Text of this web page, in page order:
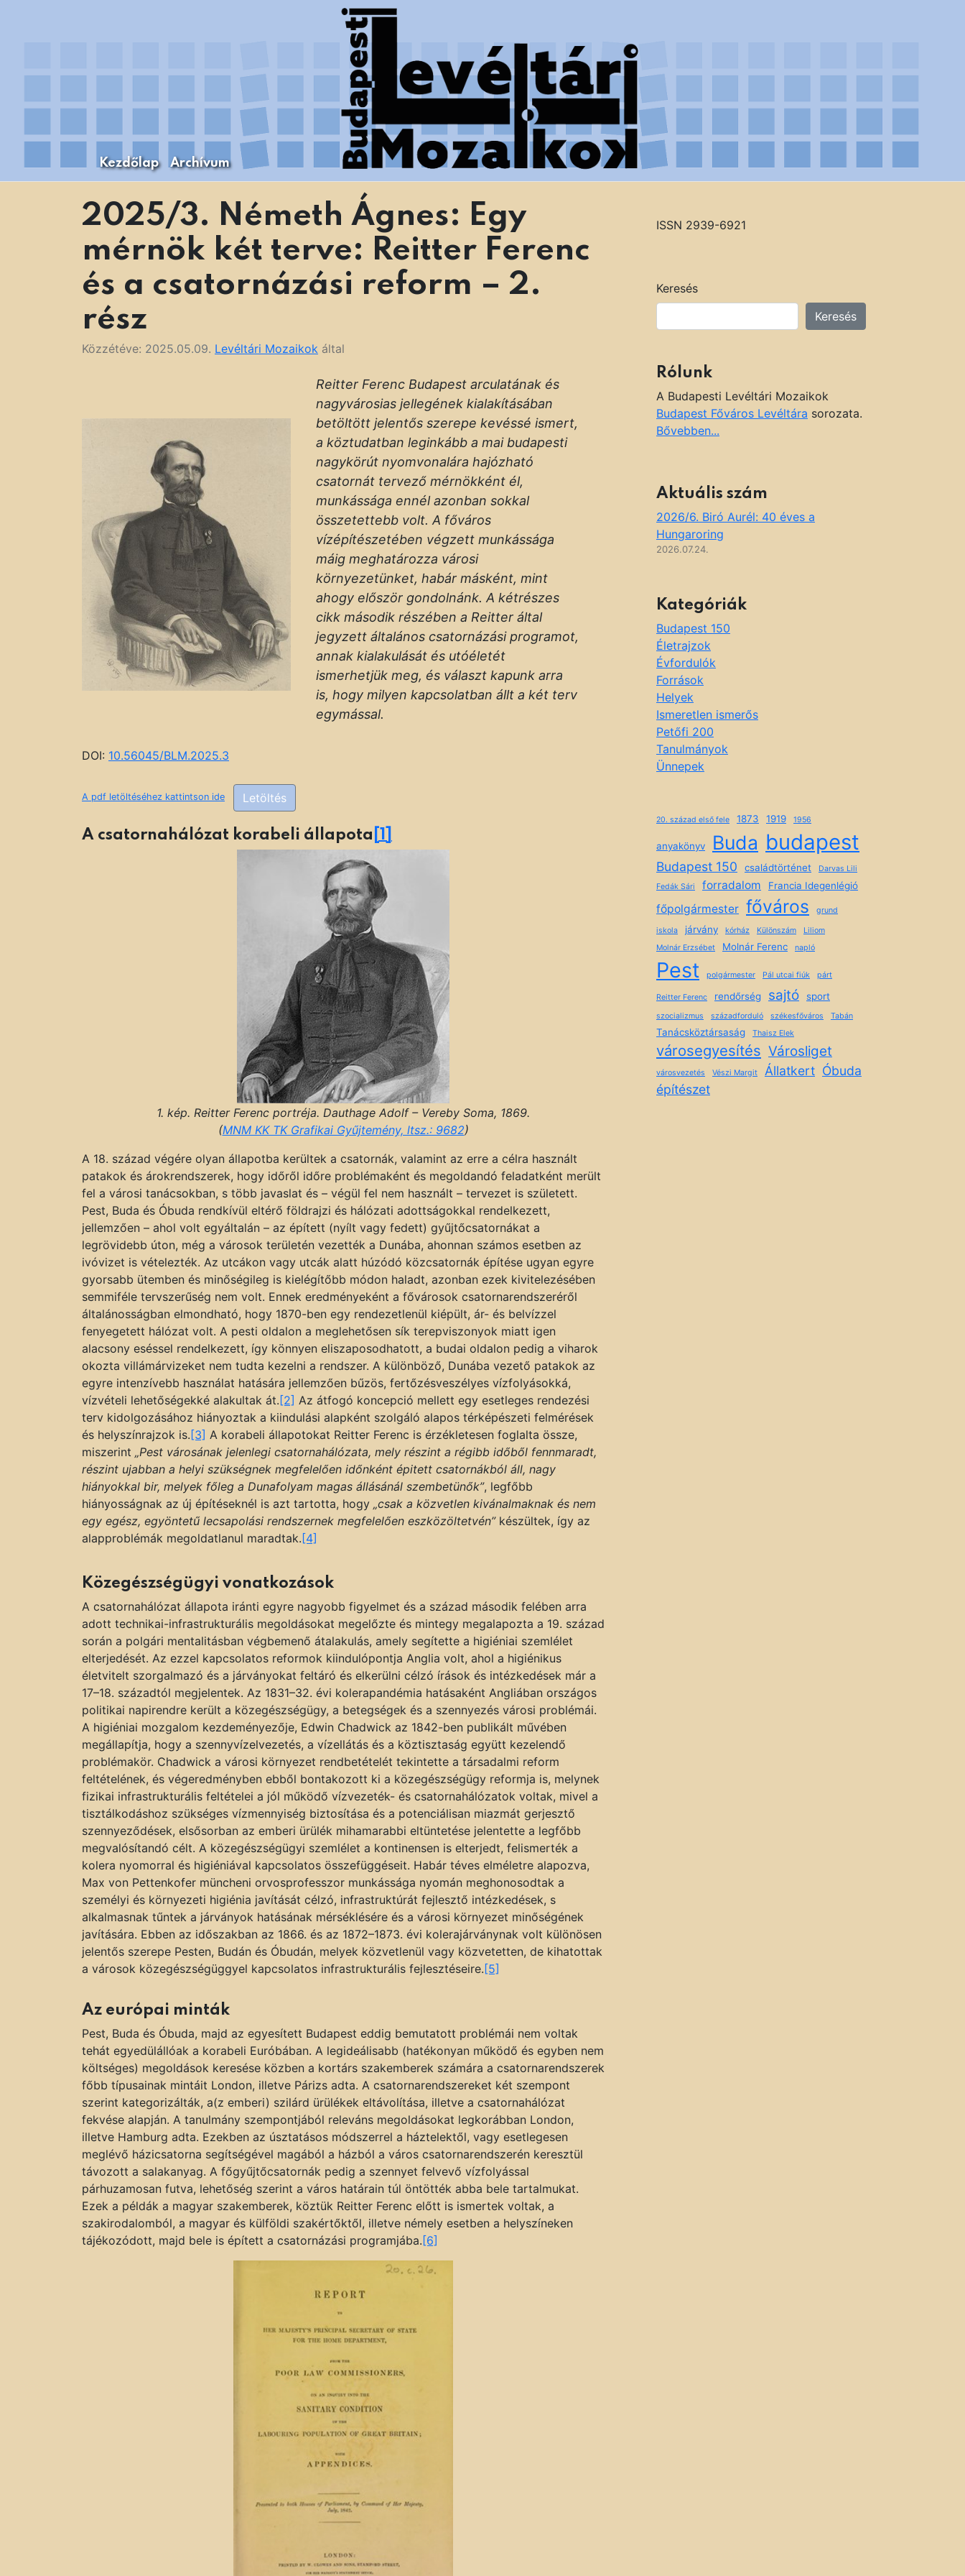
Levéltári Mozaikok
A Budapesti Levéltári Mozaikok Budapest Főváros Levéltára munkatársainak tanulmányai
Kezdőlap Archívum
2025/3. Németh Ágnes: Egy
mérnök két terve: Reitter Ferenc
és a csatornázási reform – 2.
rész
Közzétéve: 2025.05.09. Levéltári Mozaikok által
Reitter Ferenc Budapest arculatának és
nagyvárosias jellegének kialakításában
betöltött jelentős szerepe kevéssé ismert,
a köztudatban leginkább a mai budapesti
nagykörút nyomvonalára hajózható
csatornát tervező mérnökként él,
munkássága ennél azonban sokkal
összetettebb volt. A főváros
vízépítészetében végzett munkássága
máig meghatározza városi
környezetünket, habár másként, mint
ahogy először gondolnánk. A kétrészes
cikk második részében a Reitter által
jegyzett általános csatornázási programot,
annak kialakulását és utóéletét
ismerhetjük meg, és választ kapunk arra
is, hogy milyen kapcsolatban állt a két terv
egymással.
DOI: 10.56045/BLM.2025.3
A pdf letöltéséhez kattintson ide Letöltés
A csatornahálózat korabeli állapota [1]
1. kép. Reitter Ferenc portréja. Dauthage Adolf – Vereby Soma, 1869.
(MNM KK TK Grafikai Gyűjtemény, ltsz.: 9682)
A 18. század végére olyan állapotba kerültek a csatornák, valamint az erre a célra használt
patakok és árokrendszerek, hogy időről időre problémaként és megoldandó feladatként merült
fel a városi tanácsokban, s több javaslat és – végül fel nem használt – tervezet is született.
Pest, Buda és Óbuda rendkívül eltérő földrajzi és hálózati adottságokkal rendelkezett,
jellemzően – ahol volt egyáltalán – az épített (nyílt vagy fedett) gyűjtőcsatornákat a
legrövidebb úton, még a városok területén vezették a Dunába, ahonnan számos esetben az
ivóvizet is vételezték. Az utcákon vagy utcák alatt húzódó közcsatornák építése ugyan egyre
gyorsabb ütemben és minőségileg is kielégítőbb módon haladt, azonban ezek kivitelezésében
semmiféle tervszerűség nem volt. Ennek eredményeként a fővárosok csatornarendszeréről
általánosságban elmondható, hogy 1870-ben egy rendezetlenül kiépült, ár- és belvízzel
fenyegetett hálózat volt. A pesti oldalon a meglehetősen sík terepviszonyok miatt igen
alacsony eséssel rendelkezett, így könnyen eliszaposodhatott, a budai oldalon pedig a viharok
okozta villámárvizeket nem tudta kezelni a rendszer. A különböző, Dunába vezető patakok az
egyre intenzívebb használat hatására jellemzően bűzös, fertőzésveszélyes vízfolyásokká,
vízvételi lehetőségekké alakultak át.[2] Az átfogó koncepció mellett egy esetleges rendezési
terv kidolgozásához hiányoztak a kiindulási alapként szolgáló alapos térképészeti felmérések
és helyszínrajzok is.[3] A korabeli állapotokat Reitter Ferenc is érzékletesen foglalta össze,
miszerint „Pest városának jelenlegi csatornahálózata, mely részint a régibb időből fennmaradt,
részint ujabban a helyi szükségnek megfelelően időnként épitett csatornákból áll, nagy
hiányokkal bir, melyek főleg a Dunafolyam magas állásánál szembetünők”, legfőbb
hiányosságnak az új építéseknél is azt tartotta, hogy „csak a közvetlen kivánalmaknak és nem
egy egész, egyöntetű lecsapolási rendszernek megfelelően eszközöltetvén”készültek, így az
alapproblémák megoldatlanul maradtak.[4]
Közegészségügyi vonatkozások
A csatornahálózat állapota iránti egyre nagyobb figyelmet és a század második felében arra
adott technikai-infrastrukturális megoldásokat megelőzte és mintegy megalapozta a 19. század
során a polgári mentalitásban végbemenő átalakulás, amely segítette a higiéniai szemlélet
elterjedését. Az ezzel kapcsolatos reformok kiindulópontja Anglia volt, ahol a higiénikus
életvitelt szorgalmazó és a járványokat feltáró és elkerülni célzó írások és intézkedések már a
17–18. századtól megjelentek. Az 1831–32. évi kolerapandémia hatásaként Angliában országos
politikai napirendre került a közegészségügy, a betegségek és a szennyezés városi problémái.
A higiéniai mozgalom kezdeményezője, Edwin Chadwick az 1842-ben publikált művében
megállapítja, hogy a szennyvízelvezetés, a vízellátás és a köztisztaság együtt kezelendő
problémakör. Chadwick a városi környezet rendbetételét tekintette a társadalmi reform
feltételének, és végeredményben ebből bontakozott ki a közegészségügy reformja is, melynek
fizikai infrastrukturális feltételei a jól működő vízvezeték- és csatornahálózatok voltak, mivel a
tisztálkodáshoz szükséges vízmennyiség biztosítása és a potenciálisan miazmát gerjesztő
szennyeződések, elsősorban az emberi ürülék mihamarabbi eltüntetése jelentette a legfőbb
megvalósítandó célt. A közegészségügyi szemlélet a kontinensen is elterjedt, felismerték a
kolera nyomorral és higiéniával kapcsolatos összefüggéseit. Habár téves elméletre alapozva,
Max von Pettenkofer müncheni orvosprofesszor munkássága nyomán meghonosodtak a
személyi és környezeti higiénia javítását célzó, infrastruktúrát fejlesztő intézkedések, s
alkalmasnak tűntek a járványok hatásának mérséklésére és a városi környezet minőségének
javítására. Ebben az időszakban az 1866. és az 1872–1873. évi kolerajárványnak volt különösen
jelentős szerepe Pesten, Budán és Óbudán, melyek közvetlenül vagy közvetetten, de kihatottak
a városok közegészségüggyel kapcsolatos infrastrukturális fejlesztéseire.[5]
Az európai minták
Pest, Buda és Óbuda, majd az egyesített Budapest eddig bemutatott problémái nem voltak
tehát egyedülállóak a korabeli Euróbában. A legideálisabb (hatékonyan működő és egyben nem
költséges) megoldások keresése közben a kortárs szakemberek számára a csatornarendszerek
főbb típusainak mintáit London, illetve Párizs adta. A csatornarendszereket két szempont
szerint kategorizálták, a(z emberi) szilárd ürülékek eltávolítása, illetve a csatornahálózat
fekvése alapján. A tanulmány szempontjából releváns megoldásokat legkorábban London,
illetve Hamburg adta. Ezekben az úsztatásos módszerrel a háztelektől, vagy esetlegesen
meglévő házicsatorna segítségével magából a házból a város csatornarendszerén keresztül
távozott a salakanyag. A főgyűjtőcsatornák pedig a szennyet felvevő vízfolyással
párhuzamosan futva, lehetőség szerint a város határain túl öntötték abba bele tartalmukat.
Ezek a példák a magyar szakemberek, köztük Reitter Ferenc előtt is ismertek voltak, a
szakirodalomból, a magyar és külföldi szakértőktől, illetve némely esetben a helyszíneken
tájékozódott, majd bele is épített a csatornázási programjába.[6]
ISSN 2939-6921
Keresés
Keresés
Rólunk
A Budapesti Levéltári Mozaikok
Budapest Főváros Levéltára sorozata.
Bővebben...
Aktuális szám
2026/6. Biró Aurél: 40 éves a
Hungaroring
2026.07.24.
Kategóriák
Budapest 150
Életrajzok
Évfordulók
Források
Helyek
Ismeretlen ismerős
Petőfi 200
Tanulmányok
Ünnepek
20. század első fele 1873 1919 1956
anyakönyv Buda budapest
Budapest 150 családtörténet
Darvas Lili
Fedák Sári
forradalom Francia Idegenlégió
főpolgármester főváros grund
iskola járvány kórház Különszám
Liliom
Molnár Erzsébet
Molnár Ferenc napló
Pest polgármester Pál utcai fiúk párt
Reitter Ferenc rendőrség sajtó sport
szocializmus századforduló székesfőváros Tabán
Tanácsköztársaság Thaisz Elek
városegyesítés Városliget
városvezetés Vészi Margit Állatkert Óbuda
építészet